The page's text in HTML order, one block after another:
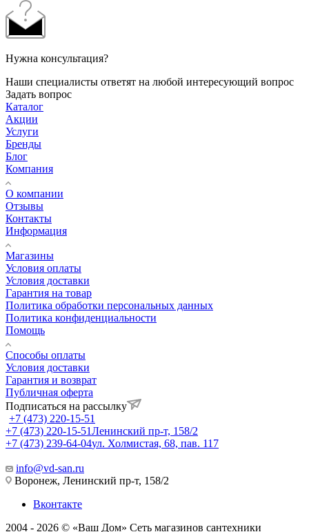
Нужна консультация?
Наши специалисты ответят на любой интересующий вопрос
Задать вопрос
Каталог
Акции
Услуги
Бренды
Блог
Компания
О компании
Отзывы
Контакты
Информация
Магазины
Условия оплаты
Условия доставки
Гарантия на товар
Политика обработки персональных данных
Политика конфиденциальности
Помощь
Способы оплаты
Условия доставки
Гарантия и возврат
Публичная оферта
Подписаться на рассылку
+7 (473) 220-15-51
+7 (473) 220-15-51Ленинский пр-т, 158/2
+7 (473) 239-64-04ул. Холмистая, 68, пав. 117
info@vd-san.ru
Воронеж, Ленинский пр-т, 158/2
Вконтакте
2004 - 2026 © «Ваш Дом» Сеть магазинов сантехники